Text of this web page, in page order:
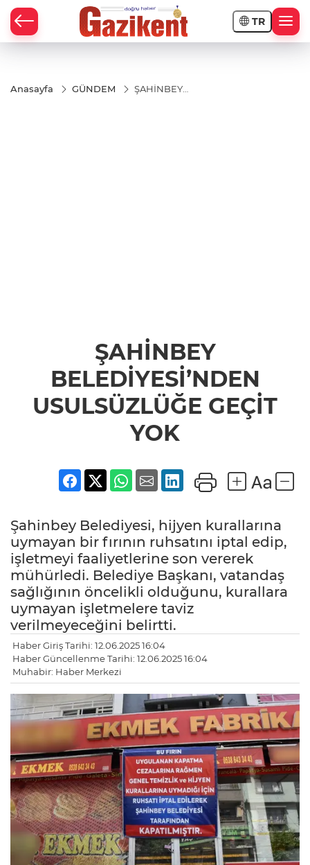
TR
Anasayfa GÜNDEM
ŞAHİNBEY
ŞAHİNBEY
BELEDİYESİ’NDEN
USULSÜZLÜĞE GEÇİT
YOK
Şahinbey Belediyesi, hijyen kurallarına
uymayan bir fırının ruhsatını iptal edip,
işletmeyi faaliyetlerine son vererek
mühürledi. Belediye Başkanı, vatandaş
sağlığının öncelikli olduğunu, kurallara
uymayan işletmelere taviz
verilmeyeceğini belirtti.
Haber Giriş Tarihi: 12.06.2025 16:04
Haber Güncellenme Tarihi: 12.06.2025 16:04
Muhabir: Haber Merkezi